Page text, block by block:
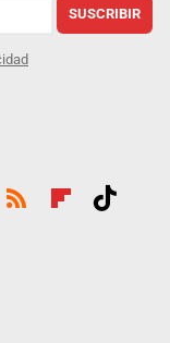
SUSCRIBIR